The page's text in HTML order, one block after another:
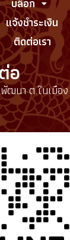
บล็อก
แจ้งชำระเงิน
ติดต่อเรา
อ
ฒนา ต.ในเมือง